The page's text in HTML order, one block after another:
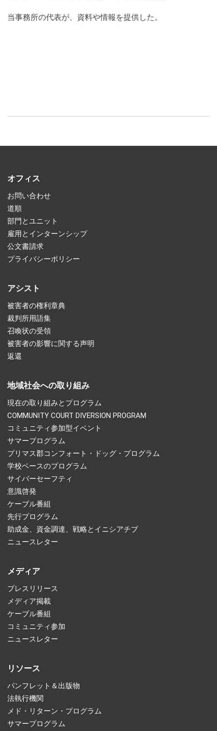
当事務所の代表が、資料や情報を提供した。
オフィス
お問い合わせ
道順
部門とユニット
雇用とインターンシップ
公文書請求
プライバシーポリシー
アシスト
被害者の権利章典
裁判所用語集
召喚状の受領
被害者の影響に関する声明
返還
地域社会への取り組み
現在の取り組みとプログラム
COMMUNITY COURT DIVERSION PROGRAM
コミュニティ参加型イベント
サマープログラム
プリマス郡コンフォート・ドッグ・プログラム
学校ベースのプログラム
サイバーセーフティ
意識啓発
ケーブル番組
先行プログラム
助成金、資金調達、戦略とイニシアチブ
ニュースレター
メディア
プレスリリース
メディア掲載
ケーブル番組
コミュニティ参加
ニュースレター
リソース
パンフレット＆出版物
法執行機関
メド・リターン・プログラム
サマープログラム